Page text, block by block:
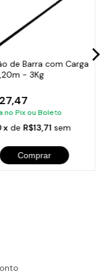
de Barra com Carga
- 3Kg
no Pix ou Boleto
x de R$13,71 sem
Comprar